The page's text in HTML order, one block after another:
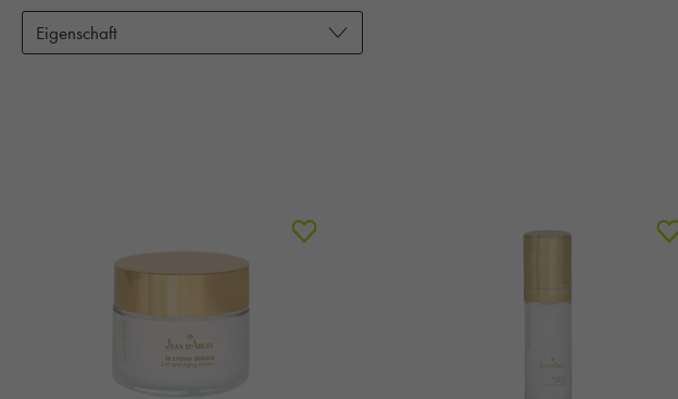
Eigenschaft